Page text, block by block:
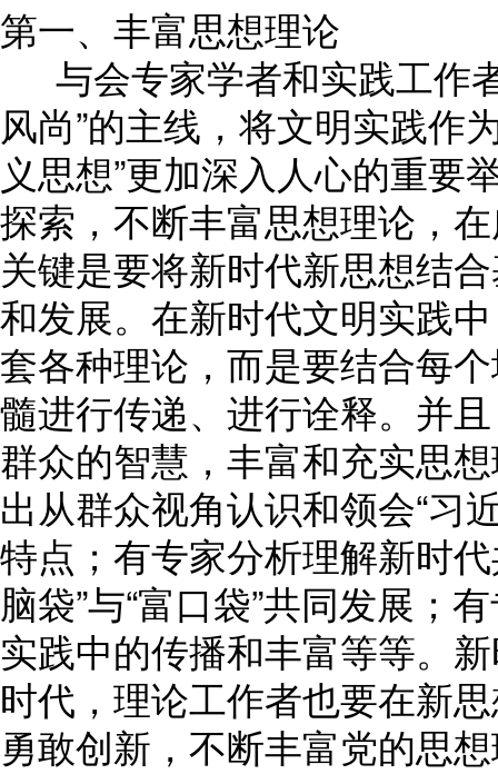
第一、丰富思想理论
与会专家学者和实践工作
风尚”的主线，将文明实践作
义思想”更加深入人心的重要
探索，不断丰富思想理论，
关键是要将新时代新思想结
和发展。在新时代文明实践
套各种理论，而是要结合每
髓进行传递、进行诠释。并
群众的智慧，丰富和充实思
出从群众视角认识和领会“习
特点；有专家分析理解新时
脑袋”与“富口袋”共同发展；
实践中的传播和丰富等等。
时代，理论工作者也要在新
勇敢创新，不断丰富党的思